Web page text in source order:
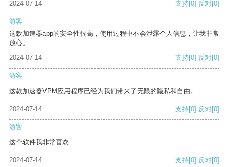
2024-07-14 支持[0] 反对[0]
游客
这款加速器app的安全性很高，使用过程中不会泄露个人信息，让我非常
放心。
2024-07-14
支持[0] 反对[0]
游客
这款加速器VPM应用程序已经为我们带来了无限的隐私和自由。
2024-07-14 支持[0] 反对[0]
游客
这个软件我非常喜欢
2024-07-14 支持[0] 反对[0]